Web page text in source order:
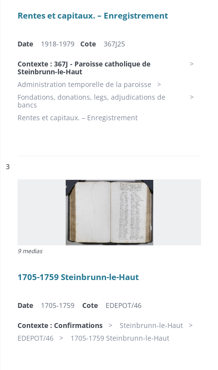
Rentes et capitaux. – Enregistrement
Date 1918-1979​ Cote 367J25
Contexte : 367J - Paroisse catholique de
Steinbrunn-le-Haut
Administration temporelle de la paroisse
Fondations, donations, legs, adjudications de
bancs
Rentes et capitaux. – Enregistrement
n°
3
9 medias
1705-1759 Steinbrunn-le-Haut
Date 1705-1759 Cote EDEPOT/46
Contexte : Confirmations
Steinbrunn-le-Haut
EDEPOT/46
1705-1759 Steinbrunn-le-Haut